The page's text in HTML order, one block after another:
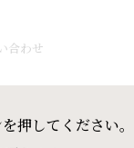
合わせ
押してください。